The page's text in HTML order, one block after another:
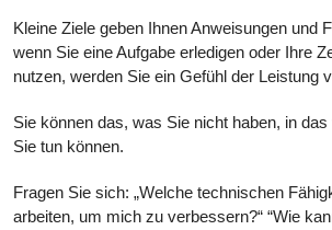
Kleine Ziele geben Ihnen Anweisungen und
wenn Sie eine Aufgabe erledigen oder Ihre
nutzen, werden Sie ein Gefühl der Leistung
Sie können das, was Sie nicht haben, in
Sie tun können.
Fragen Sie sich: „Welche technischen
arbeiten, um mich zu verbessern?“ “Wie